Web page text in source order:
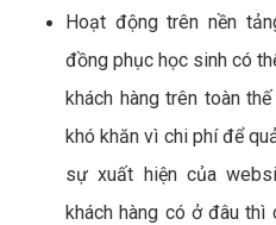
Hoạt động trên nền
đồng phục học sinh có
khách hàng trên toàn
khó khăn vì chi phí để
sự xuất hiện của
khách hàng có ở đâu